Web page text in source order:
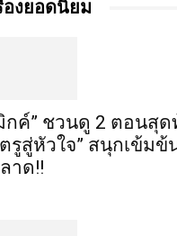
องยอดนิยม
กค์” ชวนดู 2 ตอนสุด
รูสู่หัวใจ” สนุกเข้มข้
าด!!